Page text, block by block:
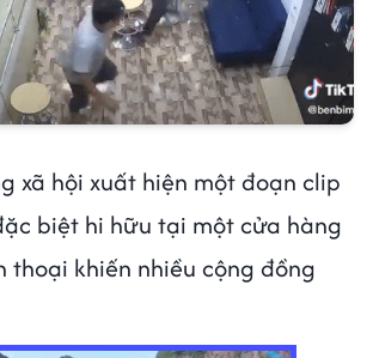
xã hội xuất hiện một đoạn clip
biệt hi hữu tại một cửa hàng
thoại khiến nhiều cộng đồng